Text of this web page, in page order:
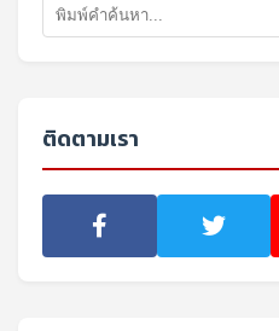
ติดตามเรา